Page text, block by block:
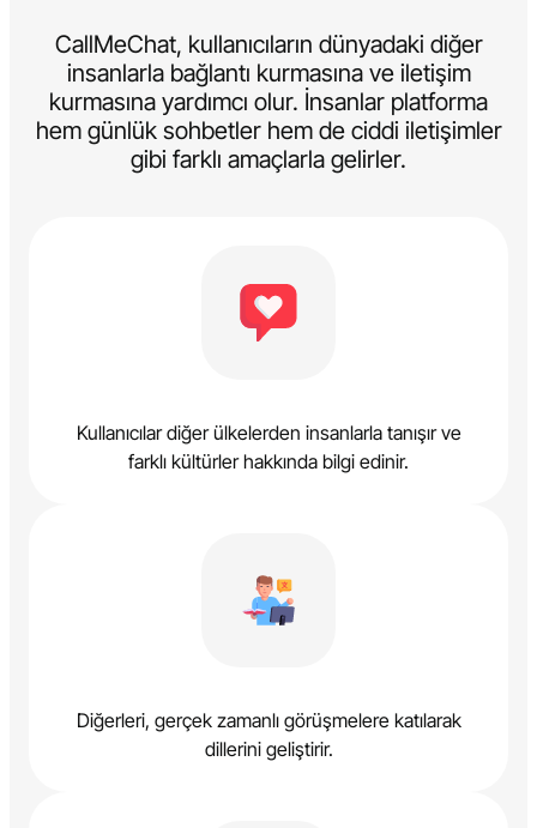
CallMeChat, kullanıcıların dünyadaki diğer
insanlarla bağlantı kurmasına ve iletişim
kurmasına yardımcı olur. İnsanlar platforma
hem günlük sohbetler hem de ciddi iletişimler
gibi farklı amaçlarla gelirler.
Kullanıcılar diğer ülkelerden insanlarla tanışır ve
farklı kültürler hakkında bilgi edinir.
Diğerleri, gerçek zamanlı görüşmelere katılarak
dillerini geliştirir.